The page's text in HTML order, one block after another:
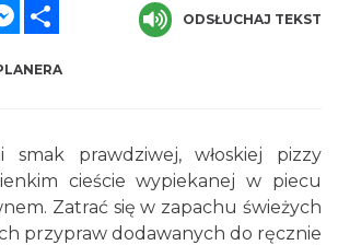
Messenger
ODSŁUCHAJ TEKST
prawdziwej, włoskiej pizzy
cieście wypiekanej w piecu
Zatrać się w zapachu świeżych
przypraw dodawanych do ręcznie